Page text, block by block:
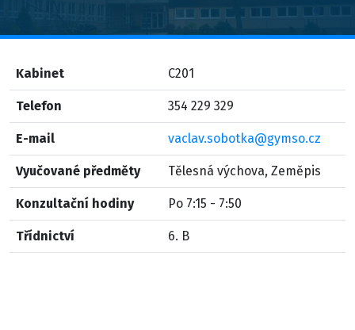
Kabinet C201
Telefon 354 229 329
E-mail vaclav.sobotka@gymso.cz
Vyučované předměty Tělesná výchova, Zeměpis
Konzultační hodiny Po 7:15 - 7:50
Třídnictví 6. B